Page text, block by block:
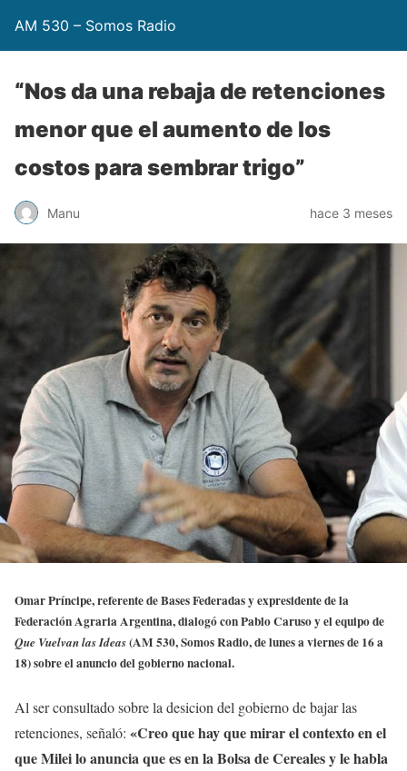
AM 530 – Somos Radio
“Nos da una rebaja de retenciones
menor que el aumento de los
costos para sembrar trigo”
Manu hace 3 meses
Omar Príncipe, referente de Bases Federadas y expresidente de la
Federación Agraria Argentina, dialogó con Pablo Caruso y el equipo de
Que Vuelvan las Ideas(AM 530, Somos Radio, de lunes a viernes de 16 a
18) sobre el anuncio del gobierno nacional.
Al ser consultado sobre la desicion del gobierno de bajar las
retenciones, señaló: «Creo que hay que mirar el contexto en el
que Milei lo anuncia que es en la Bolsa de Cereales y le habla